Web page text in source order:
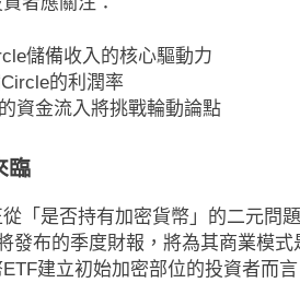
儲備收入的核心驅動力
的利潤率
資金流入將挑戰輪動論點
臨
「是否持有加密貨幣」的二元問
發布的季度財報，將為其商業模
建立初始加密部位的投資者而